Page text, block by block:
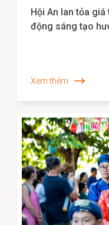
Hội An lan tỏa
động sáng tạo
Xem thêm